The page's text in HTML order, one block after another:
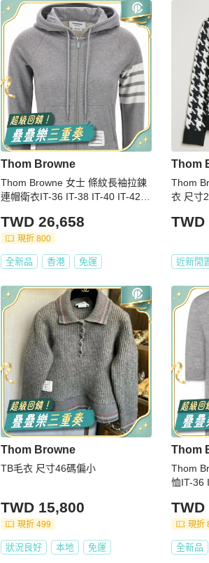
Thom Browne
Thom Browne 女士 條紋長袖拉鍊
連帽衛衣IT-36 IT-38 IT-40 IT-42 IT
TWD 26,658
現折 800
全新品 香港 免運
Thom
Thom
衣 尺寸
TWD
近新閒
Thom Browne
TB毛衣 尺寸46碼偏小
TWD 15,800
現折 499
狀況良好 本地 免運
Thom
Thom
恤IT-36
TWD
現折
全新品